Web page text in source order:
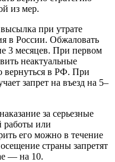
из мер.
при утрате
в России. Обжаловать
3 месяцев. При первом
неактуальные
вернуться в РФ. При
запрет на въезд на 5–
за серьезные
работы или
его можно в течение
страны запретят
— на 10.